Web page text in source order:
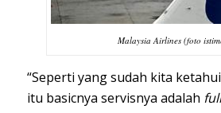
Malaysia Airlines (foto
“Seperti yang sudah kita
itu basicnya servisnya adalah